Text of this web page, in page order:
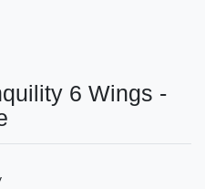
6 Wings -